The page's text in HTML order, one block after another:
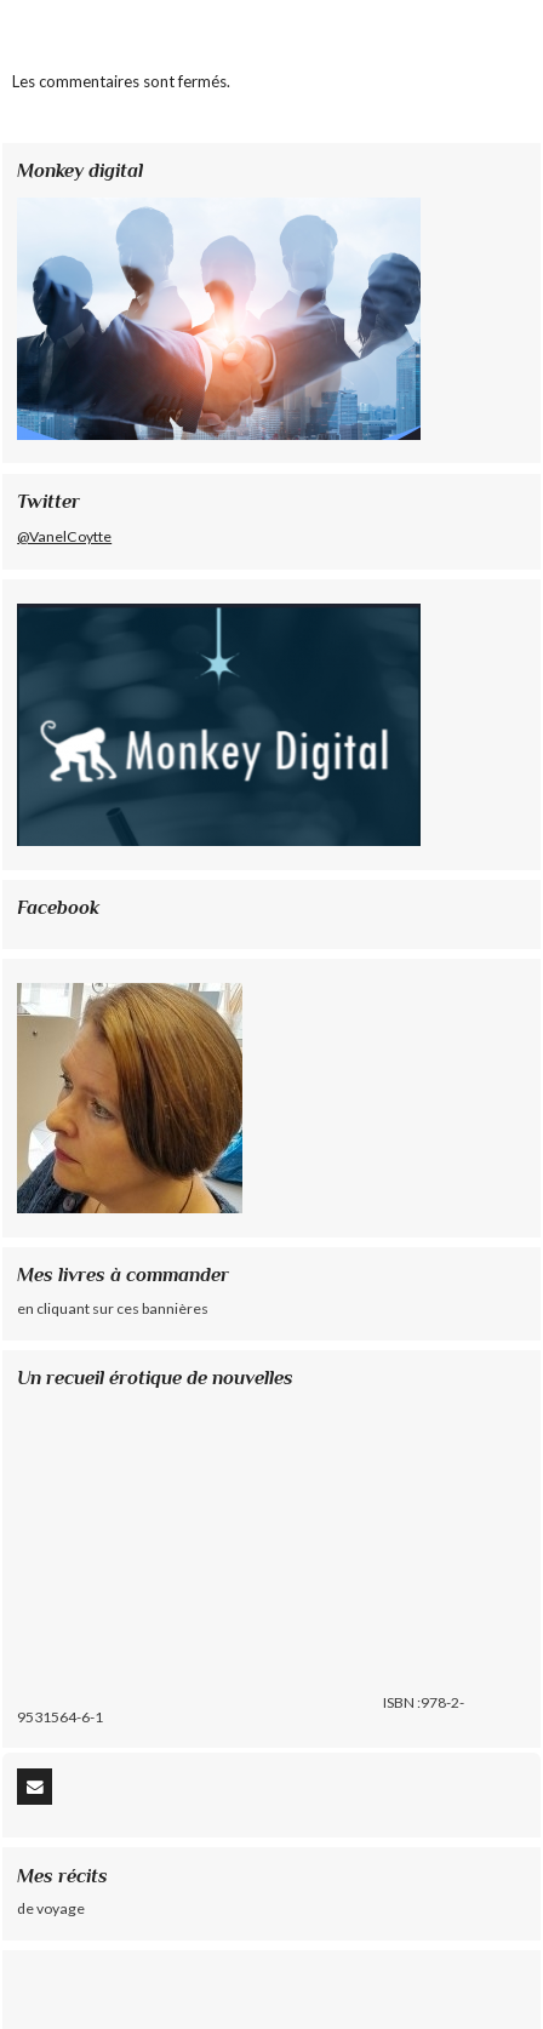
Les commentaires sont fermés.
Monkey digital
Twitter
@VanelCoytte
Facebook
Mes livres à commander
en cliquant sur ces bannières
Un recueil érotique de nouvelles
ISBN :978-2-
9531564-6-1
Mes récits
de voyage